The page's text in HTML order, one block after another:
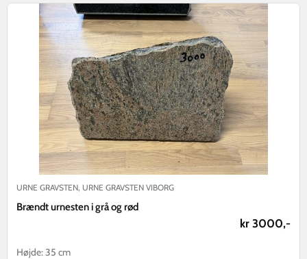
URNE GRAVSTEN, URNE GRAVSTEN VIBORG
Brændt urnesten i grå og rød
kr 3000,-
Højde: 35 cm